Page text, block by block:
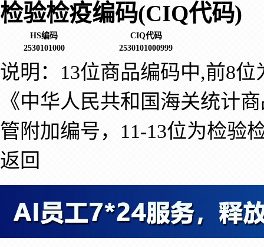
检验检疫编码(CIQ代码)
HS编码
CIQ代码
2530101000
2530101000999
说明：13位商品编码中,前8
《中华人民共和国海关统计
管附加编号，11-13位为检验
返回